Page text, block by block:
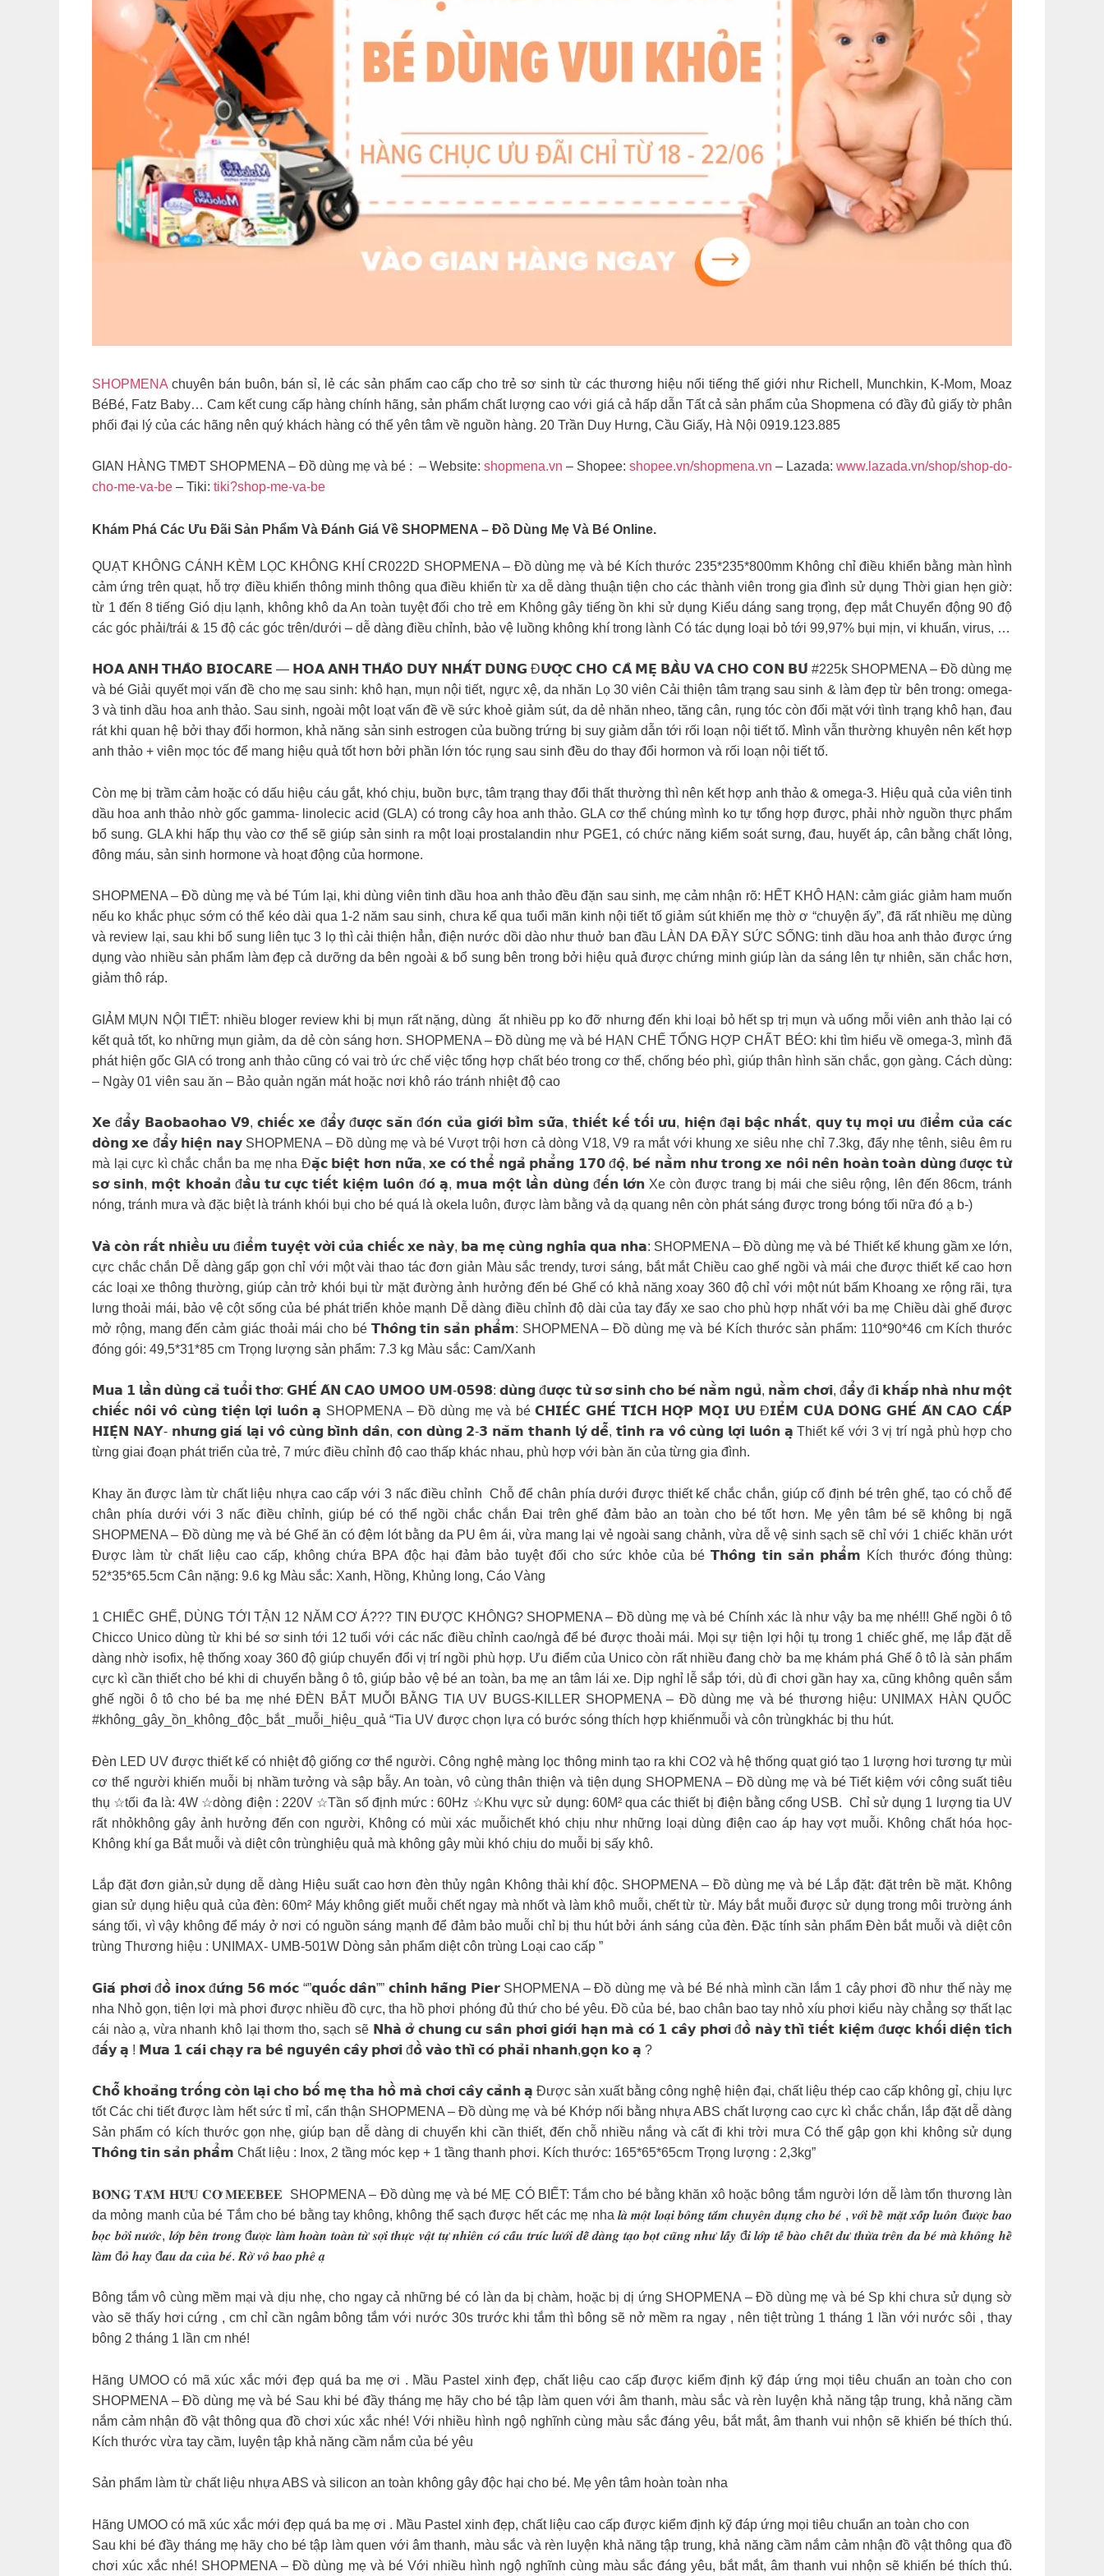
SHOPMENA chuyên bán buôn, bán sỉ, lẻ các sản phẩm cao cấp cho trẻ sơ sinh từ các thương hiệu nổi tiếng thế giới như Richell, Munchkin, K-Mom, Moaz
BéBé, Fatz Baby… Cam kết cung cấp hàng chính hãng, sản phẩm chất lượng cao với giá cả hấp dẫn Tất cả sản phẩm của Shopmena có đầy đủ giấy tờ phân
phối đại lý của các hãng nên quý khách hàng có thể yên tâm về nguồn hàng. 20 Trần Duy Hưng, Cầu Giấy, Hà Nội 0919.123.885
GIAN HÀNG TMĐT SHOPMENA – Đồ dùng mẹ và bé : – Website: shopmena.vn – Shopee: shopee.vn/shopmena.vn – Lazada: www.lazada.vn/shop/shop-do-
cho-me-va-be – Tiki: tiki?shop-me-va-be
Khám Phá Các Ưu Đãi Sản Phẩm Và Đánh Giá Về SHOPMENA – Đồ Dùng Mẹ Và Bé Online.
QUẠT KHÔNG CÁNH KÈM LỌC KHÔNG KHÍ CR022D SHOPMENA – Đồ dùng mẹ và bé Kích thước 235*235*800mm Không chỉ điều khiển bằng màn hình
cảm ứng trên quạt, hỗ trợ điều khiển thông minh thông qua điều khiển từ xa dễ dàng thuận tiện cho các thành viên trong gia đình sử dụng Thời gian hẹn giờ:
từ 1 đến 8 tiếng Gió dịu lạnh, không khô da An toàn tuyệt đối cho trẻ em Không gây tiếng ồn khi sử dụng Kiểu dáng sang trọng, đẹp mắt Chuyển động 90 độ
các góc phải/trái & 15 độ các góc trên/dưới – dễ dàng điều chỉnh, bảo vệ luồng không khí trong lành Có tác dụng loại bỏ tới 99,97% bụi mịn, vi khuẩn, virus, …
𝗛𝗢𝗔 𝗔𝗡𝗛 𝗧𝗛𝗔̉𝗢 𝗕𝗜𝗢𝗖𝗔𝗥𝗘 — 𝗛𝗢𝗔 𝗔𝗡𝗛 𝗧𝗛𝗔̉𝗢 𝗗𝗨𝗬 𝗡𝗛𝗔̂́𝗧 𝗗𝗨̀𝗡𝗚 Đ𝗨̛𝗢̛̣𝗖 𝗖𝗛𝗢 𝗖𝗔̉ 𝗠𝗘̣ 𝗕𝗔̂̀𝗨 𝗩𝗔̀ 𝗖𝗛𝗢 𝗖𝗢𝗡 𝗕𝗨́ #225k SHOPMENA – Đồ dùng mẹ
và bé Giải quyết mọi vấn đề cho mẹ sau sinh: khô hạn, mụn nội tiết, ngực xệ, da nhăn Lọ 30 viên Cải thiện tâm trạng sau sinh & làm đẹp từ bên trong: omega-
3 và tinh dầu hoa anh thảo. Sau sinh, ngoài một loạt vấn đề về sức khoẻ giảm sút, da dẻ nhăn nheo, tăng cân, rụng tóc còn đối mặt với tình trạng khô hạn, đau
rát khi quan hệ bởi thay đổi hormon, khả năng sản sinh estrogen của buồng trứng bị suy giảm dẫn tới rối loạn nội tiết tố. Mình vẫn thường khuyên nên kết hợp
anh thảo + viên mọc tóc để mang hiệu quả tốt hơn bởi phần lớn tóc rụng sau sinh đều do thay đổi hormon và rối loạn nội tiết tố.
Còn mẹ bị trầm cảm hoặc có dấu hiệu cáu gắt, khó chịu, buồn bực, tâm trạng thay đổi thất thường thì nên kết hợp anh thảo & omega-3. Hiệu quả của viên tinh
dầu hoa anh thảo nhờ gốc gamma- linolecic acid (GLA) có trong cây hoa anh thảo. GLA cơ thể chúng mình ko tự tổng hợp được, phải nhờ nguồn thực phẩm
bổ sung. GLA khi hấp thụ vào cơ thể sẽ giúp sản sinh ra một loại prostalandin như PGE1, có chức năng kiểm soát sưng, đau, huyết áp, cân bằng chất lỏng,
đông máu, sản sinh hormone và hoạt động của hormone.
SHOPMENA – Đồ dùng mẹ và bé Túm lại, khi dùng viên tinh dầu hoa anh thảo đều đặn sau sinh, mẹ cảm nhận rõ: HẾT KHÔ HẠN: cảm giác giảm ham muốn
nếu ko khắc phục sớm có thể kéo dài qua 1-2 năm sau sinh, chưa kể qua tuổi mãn kinh nội tiết tố giảm sút khiến mẹ thờ ơ “chuyện ấy”, đã rất nhiều mẹ dùng
và review lại, sau khi bổ sung liên tục 3 lọ thì cải thiện hẳn, điện nước dồi dào như thuở ban đầu LÀN DA ĐẦY SỨC SỐNG: tinh dầu hoa anh thảo được ứng
dụng vào nhiều sản phẩm làm đẹp cả dưỡng da bên ngoài & bổ sung bên trong bởi hiệu quả được chứng minh giúp làn da sáng lên tự nhiên, săn chắc hơn,
giảm thô ráp.
GIẢM MỤN NỘI TIẾT: nhiều bloger review khi bị mụn rất nặng, dùng ất nhiều pp ko đỡ nhưng đến khi loại bỏ hết sp trị mụn và uống mỗi viên anh thảo lại có
kết quả tốt, ko những mụn giảm, da dẻ còn sáng hơn. SHOPMENA – Đồ dùng mẹ và bé HẠN CHẾ TỔNG HỢP CHẤT BÉO: khi tìm hiểu về omega-3, mình đã
phát hiện gốc GlA có trong anh thảo cũng có vai trò ức chế việc tổng hợp chất béo trong cơ thể, chống béo phì, giúp thân hình săn chắc, gọn gàng. Cách dùng:
– Ngày 01 viên sau ăn – Bảo quản ngăn mát hoặc nơi khô ráo tránh nhiệt độ cao
𝗫𝗲 đ𝗮̂̉𝘆 𝗕𝗮𝗼𝗯𝗮𝗼𝗵𝗮𝗼 𝗩𝟵, 𝗰𝗵𝗶𝗲̂́𝗰 𝘅𝗲 đ𝗮̂̉𝘆 đ𝘂̛𝗼̛̣𝗰 𝘀𝗮̆𝗻 đ𝗼́𝗻 𝗰𝘂̉𝗮 𝗴𝗶𝗼̛́𝗶 𝗯𝗶̉𝗺 𝘀𝘂̛̃𝗮, 𝘁𝗵𝗶𝗲̂́𝘁 𝗸𝗲̂́ 𝘁𝗼̂́𝗶 𝘂̛𝘂, 𝗵𝗶𝗲̣̂𝗻 đ𝗮̣𝗶 𝗯𝗮̣̂𝗰 𝗻𝗵𝗮̂́𝘁, 𝗾𝘂𝘆 𝘁𝘂̣ 𝗺𝗼̣𝗶 𝘂̛𝘂 đ𝗶𝗲̂̉𝗺 𝗰𝘂̉𝗮 𝗰𝗮́𝗰
𝗱𝗼̀𝗻𝗴 𝘅𝗲 đ𝗮̂̉𝘆 𝗵𝗶𝗲̣̂𝗻 𝗻𝗮𝘆 SHOPMENA – Đồ dùng mẹ và bé Vượt trội hơn cả dòng V18, V9 ra mắt với khung xe siêu nhẹ chỉ 7.3kg, đẩy nhẹ tênh, siêu êm ru
mà lại cực kì chắc chắn ba mẹ nha Đ𝗮̣̆𝗰 𝗯𝗶𝗲̣̂𝘁 𝗵𝗼̛𝗻 𝗻𝘂̛̃𝗮, 𝘅𝗲 𝗰𝗼́ 𝘁𝗵𝗲̂̉ 𝗻𝗴𝗮̉ 𝗽𝗵𝗮̆̉𝗻𝗴 𝟭𝟳𝟬 đ𝗼̣̂, 𝗯𝗲́ 𝗻𝗮̆̀𝗺 𝗻𝗵𝘂̛ 𝘁𝗿𝗼𝗻𝗴 𝘅𝗲 𝗻𝗼̂𝗶 𝗻𝗲̂𝗻 𝗵𝗼𝗮̀𝗻 𝘁𝗼𝗮̀𝗻 𝗱𝘂̀𝗻𝗴 đ𝘂̛𝗼̛̣𝗰 𝘁𝘂̛̀
𝘀𝗼̛ 𝘀𝗶𝗻𝗵, 𝗺𝗼̣̂𝘁 𝗸𝗵𝗼𝗮̉𝗻 đ𝗮̂̀𝘂 𝘁𝘂̛ 𝗰𝘂̛̣𝗰 𝘁𝗶𝗲̂́𝘁 𝗸𝗶𝗲̣̂𝗺 𝗹𝘂𝗼̂𝗻 đ𝗼́ 𝗮̣, 𝗺𝘂𝗮 𝗺𝗼̣̂𝘁 𝗹𝗮̂̀𝗻 𝗱𝘂̀𝗻𝗴 đ𝗲̂́𝗻 𝗹𝗼̛́𝗻 Xe còn được trang bị mái che siêu rộng, lên đến 86cm, tránh
nóng, tránh mưa và đặc biệt là tránh khói bụi cho bé quá là okela luôn, được làm bằng vả dạ quang nên còn phát sáng được trong bóng tối nữa đó ạ b-)
𝗩𝗮̀ 𝗰𝗼̀𝗻 𝗿𝗮̂́𝘁 𝗻𝗵𝗶𝗲̂̀𝘂 𝘂̛𝘂 đ𝗶𝗲̂̉𝗺 𝘁𝘂𝘆𝗲̣̂𝘁 𝘃𝗼̛̀𝗶 𝗰𝘂̉𝗮 𝗰𝗵𝗶𝗲̂́𝗰 𝘅𝗲 𝗻𝗮̀𝘆, 𝗯𝗮 𝗺𝗲̣ 𝗰𝘂̀𝗻𝗴 𝗻𝗴𝗵𝗶́𝗮 𝗾𝘂𝗮 𝗻𝗵𝗮: SHOPMENA – Đồ dùng mẹ và bé Thiết kế khung gầm xe lớn,
cực chắc chắn Dễ dàng gấp gọn chỉ với một vài thao tác đơn giản Màu sắc trendy, tươi sáng, bắt mắt Chiều cao ghế ngồi và mái che được thiết kế cao hơn
các loại xe thông thường, giúp cản trở khói bụi từ mặt đường ảnh hưởng đến bé Ghế có khả năng xoay 360 độ chỉ với một nút bấm Khoang xe rộng rãi, tựa
lưng thoải mái, bảo vệ cột sống của bé phát triển khỏe mạnh Dễ dàng điều chỉnh độ dài của tay đẩy xe sao cho phù hợp nhất với ba mẹ Chiều dài ghế được
mở rộng, mang đến cảm giác thoải mái cho bé 𝗧𝗵𝗼̂𝗻𝗴 𝘁𝗶𝗻 𝘀𝗮̉𝗻 𝗽𝗵𝗮̂̉𝗺: SHOPMENA – Đồ dùng mẹ và bé Kích thước sản phẩm: 110*90*46 cm Kích thước
đóng gói: 49,5*31*85 cm Trọng lượng sản phẩm: 7.3 kg Màu sắc: Cam/Xanh
𝗠𝘂𝗮 𝟭 𝗹𝗮̂̀𝗻 𝗱𝘂̀𝗻𝗴 𝗰𝗮̉ 𝘁𝘂𝗼̂̉𝗶 𝘁𝗵𝗼̛: 𝗚𝗛𝗘̂́ 𝗔̆𝗡 𝗖𝗔𝗢 𝗨𝗠𝗢𝗢 𝗨𝗠-𝟬𝟱𝟵𝟴: 𝗱𝘂̀𝗻𝗴 đ𝘂̛𝗼̛̣𝗰 𝘁𝘂̛̀ 𝘀𝗼̛ 𝘀𝗶𝗻𝗵 𝗰𝗵𝗼 𝗯𝗲́ 𝗻𝗮̆̀𝗺 𝗻𝗴𝘂̉, 𝗻𝗮̆̀𝗺 𝗰𝗵𝗼̛𝗶, đ𝗮̂̉𝘆 đ𝗶 𝗸𝗵𝗮̆́𝗽 𝗻𝗵𝗮̀ 𝗻𝗵𝘂̛ 𝗺𝗼̣̂𝘁
𝗰𝗵𝗶𝗲̂́𝗰 𝗻𝗼̂𝗶 𝘃𝗼̂ 𝗰𝘂̀𝗻𝗴 𝘁𝗶𝗲̣̂𝗻 𝗹𝗼̛̣𝗶 𝗹𝘂𝗼̂𝗻 𝗮̣ SHOPMENA – Đồ dùng mẹ và bé 𝗖𝗛𝗜𝗘̂́𝗖 𝗚𝗛𝗘̂́ 𝗧𝗜́𝗖𝗛 𝗛𝗢̛̣𝗣 𝗠𝗢̣𝗜 𝗨̛𝗨 Đ𝗜𝗘̂̉𝗠 𝗖𝗨̉𝗔 𝗗𝗢̀𝗡𝗚 𝗚𝗛𝗘̂́ 𝗔̆𝗡 𝗖𝗔𝗢 𝗖𝗔̂́𝗣
𝗛𝗜𝗘̣̂𝗡 𝗡𝗔𝗬- 𝗻𝗵𝘂̛𝗻𝗴 𝗴𝗶𝗮́ 𝗹𝗮̣𝗶 𝘃𝗼̂ 𝗰𝘂̀𝗻𝗴 𝗯𝗶̀𝗻𝗵 𝗱𝗮̂𝗻, 𝗰𝗼𝗻 𝗱𝘂̀𝗻𝗴 𝟮-𝟯 𝗻𝗮̆𝗺 𝘁𝗵𝗮𝗻𝗵 𝗹𝘆́ 𝗱𝗲̂̃, 𝘁𝗶́𝗻𝗵 𝗿𝗮 𝘃𝗼̂ 𝗰𝘂̀𝗻𝗴 𝗹𝗼̛̣𝗶 𝗹𝘂𝗼̂𝗻 𝗮̣ Thiết kế với 3 vị trí ngả phù hợp cho
từng giai đoạn phát triển của trẻ, 7 mức điều chỉnh độ cao thấp khác nhau, phù hợp với bàn ăn của từng gia đình.
Khay ăn được làm từ chất liệu nhựa cao cấp với 3 nấc điều chỉnh Chỗ để chân phía dưới được thiết kế chắc chắn, giúp cố định bé trên ghế, tạo có chỗ để
chân phía dưới với 3 nấc điều chỉnh, giúp bé có thể ngồi chắc chắn Đai trên ghế đảm bảo an toàn cho bé tốt hơn. Mẹ yên tâm bé sẽ không bị ngã
SHOPMENA – Đồ dùng mẹ và bé Ghế ăn có đệm lót bằng da PU êm ái, vừa mang lại vẻ ngoài sang chảnh, vừa dễ vệ sinh sạch sẽ chỉ với 1 chiếc khăn ướt
Được làm từ chất liệu cao cấp, không chứa BPA độc hại đảm bảo tuyệt đối cho sức khỏe của bé 𝗧𝗵𝗼̂𝗻𝗴 𝘁𝗶𝗻 𝘀𝗮̉𝗻 𝗽𝗵𝗮̂̉𝗺 Kích thước đóng thùng:
52*35*65.5cm Cân nặng: 9.6 kg Màu sắc: Xanh, Hồng, Khủng long, Cáo Vàng
1 CHIẾC GHẾ, DÙNG TỚI TẬN 12 NĂM CƠ Á??? TIN ĐƯỢC KHÔNG? SHOPMENA – Đồ dùng mẹ và bé Chính xác là như vậy ba mẹ nhé!!! Ghế ngồi ô tô
Chicco Unico dùng từ khi bé sơ sinh tới 12 tuổi với các nấc điều chỉnh cao/ngả để bé được thoải mái. Mọi sự tiện lợi hội tụ trong 1 chiếc ghế, mẹ lắp đặt dễ
dàng nhờ isofix, hệ thống xoay 360 độ giúp chuyển đổi vị trí ngồi phù hợp. Ưu điểm của Unico còn rất nhiều đang chờ ba mẹ khám phá Ghế ô tô là sản phẩm
cực kì cần thiết cho bé khi di chuyển bằng ô tô, giúp bảo vệ bé an toàn, ba mẹ an tâm lái xe. Dịp nghỉ lễ sắp tới, dù đi chơi gần hay xa, cũng không quên sắm
ghế ngồi ô tô cho bé ba mẹ nhéĐÈN BẮT MUỖI BẰNG TIA UV BUGS-KILLER SHOPMENA – Đồ dùng mẹ và bé thương hiệu: UNIMAX HÀN QUỐC
#không_gây_ồn_không_độc_bắt _muỗi_hiệu_quả “Tia UV được chọn lựa có bước sóng thích hợp khiếnmuỗi và côn trùngkhác bị thu hút.
Đèn LED UV được thiết kế có nhiệt độ giống cơ thể người. Công nghệ màng lọc thông minh tạo ra khi CO2 và hệ thống quạt gió tạo 1 lượng hơi tương tự mùi
cơ thể người khiến muỗi bị nhầm tưởng và sập bẫy. An toàn, vô cùng thân thiện và tiện dụng SHOPMENA – Đồ dùng mẹ và bé Tiết kiệm với công suất tiêu
thụ ☆tối đa là: 4W ☆dòng điện : 220V ☆Tần số định mức : 60Hz ☆Khu vực sử dụng: 60M² qua các thiết bị điện bằng cổng USB. Chỉ sử dụng 1 lượng tia UV
rất nhỏkhông gây ảnh hưởng đến con người, Không có mùi xác muỗichết khó chịu như những loại dùng điện cao áp hay vợt muỗi. Không chất hóa học-
Không khí ga Bắt muỗi và diệt côn trùnghiệu quả mà không gây mùi khó chịu do muỗi bị sấy khô.
Lắp đặt đơn giản,sử dụng dễ dàng Hiệu suất cao hơn đèn thủy ngân Không thải khí độc. SHOPMENA – Đồ dùng mẹ và bé Lắp đặt: đặt trên bề mặt. Không
gian sử dụng hiệu quả của đèn: 60m² Máy không giết muỗi chết ngay mà nhốt và làm khô muỗi, chết từ từ. Máy bắt muỗi được sử dụng trong môi trường ánh
sáng tối, vì vậy không để máy ở nơi có nguồn sáng mạnh để đảm bảo muỗi chỉ bị thu hút bởi ánh sáng của đèn. Đặc tính sản phẩm Đèn bắt muỗi và diệt côn
trùng Thương hiệu : UNIMAX- UMB-501W Dòng sản phẩm diệt côn trùng Loại cao cấp ”
𝗚𝗶𝗮́ 𝗽𝗵𝗼̛𝗶 đ𝗼̂̀ 𝗶𝗻𝗼𝘅 đ𝘂̛́𝗻𝗴 𝟱𝟲 𝗺𝗼́𝗰 “”𝗾𝘂𝗼̂́𝗰 𝗱𝗮̂𝗻”” 𝗰𝗵𝗶́𝗻𝗵 𝗵𝗮̃𝗻𝗴 𝗣𝗶𝗲𝗿 SHOPMENA – Đồ dùng mẹ và bé Bé nhà mình cần lắm 1 cây phơi đồ như thế này mẹ
nha Nhỏ gọn, tiện lợi mà phơi được nhiều đồ cực, tha hồ phơi phóng đủ thứ cho bé yêu. Đồ của bé, bao chân bao tay nhỏ xíu phơi kiểu này chẳng sợ thất lạc
cái nào ạ, vừa nhanh khô lại thơm tho, sạch sẽ 𝗡𝗵𝗮̀ 𝗼̛̉ 𝗰𝗵𝘂𝗻𝗴 𝗰𝘂̛ 𝘀𝗮̂𝗻 𝗽𝗵𝗼̛𝗶 𝗴𝗶𝗼̛́𝗶 𝗵𝗮̣𝗻 𝗺𝗮̀ 𝗰𝗼́ 𝟭 𝗰𝗮̂𝘆 𝗽𝗵𝗼̛𝗶 đ𝗼̂̀ 𝗻𝗮̀𝘆 𝘁𝗵𝗶̀ 𝘁𝗶𝗲̂́𝘁 𝗸𝗶𝗲̣̂𝗺 đ𝘂̛𝗼̛̣𝗰 𝗸𝗵𝗼̂́𝗶 𝗱𝗶𝗲̣̂𝗻 𝘁𝗶́𝗰𝗵
đ𝗮̂́𝘆 𝗮̣ ! 𝗠𝘂̛𝗮 𝟭 𝗰𝗮́𝗶 𝗰𝗵𝗮̣𝘆 𝗿𝗮 𝗯𝗲̂ 𝗻𝗴𝘂𝘆𝗲̂𝗻 𝗰𝗮̂𝘆 𝗽𝗵𝗼̛𝗶 đ𝗼̂̀ 𝘃𝗮̀𝗼 𝘁𝗵𝗶̀ 𝗰𝗼́ 𝗽𝗵𝗮̉𝗶 𝗻𝗵𝗮𝗻𝗵,𝗴𝗼̣𝗻 𝗸𝗼 𝗮̣ ?
𝗖𝗵𝗼̂̃ 𝗸𝗵𝗼𝗮̉𝗻𝗴 𝘁𝗿𝗼̂́𝗻𝗴 𝗰𝗼̀𝗻 𝗹𝗮̣𝗶 𝗰𝗵𝗼 𝗯𝗼̂́ 𝗺𝗲̣ 𝘁𝗵𝗮 𝗵𝗼̂̀ 𝗺𝗮̀ 𝗰𝗵𝗼̛𝗶 𝗰𝗮̂𝘆 𝗰𝗮̉𝗻𝗵 𝗮̣ Được sản xuất bằng công nghệ hiện đại, chất liệu thép cao cấp không gỉ, chịu lực
tốt Các chi tiết được làm hết sức tỉ mỉ, cẩn thận SHOPMENA – Đồ dùng mẹ và bé Khớp nối bằng nhựa ABS chất lượng cao cực kì chắc chắn, lắp đặt dễ dàng
Sản phẩm có kích thước gọn nhẹ, giúp bạn dễ dàng di chuyển khi cần thiết, đến chỗ nhiều nắng và cất đi khi trời mưa Có thể gập gọn khi không sử dụng
𝗧𝗵𝗼̂𝗻𝗴 𝘁𝗶𝗻 𝘀𝗮̉𝗻 𝗽𝗵𝗮̂̉𝗺 Chất liệu : Inox, 2 tầng móc kẹp + 1 tầng thanh phơi. Kích thước: 165*65*65cm Trọng lượng : 2,3kg”
𝐁𝐎̂𝐍𝐆 𝐓𝐀̆́𝐌 𝐇𝐔̛̃𝐔 𝐂𝐎̛ 𝐌𝐄𝐄𝐁𝐄𝐄 SHOPMENA – Đồ dùng mẹ và bé MẸ CÓ BIẾT: Tắm cho bé bằng khăn xô hoặc bông tắm người lớn dễ làm tổn thương làn
da mỏng manh của bé Tắm cho bé bằng tay không, không thể sạch được hết các mẹ nha 𝒍𝒂̀ 𝒎𝒐̣̂𝒕 𝒍𝒐𝒂̣𝒊 𝒃𝒐̂𝒏𝒈 𝒕𝒂̆́𝒎 𝒄𝒉𝒖𝒚𝒆̂𝒏 𝒅𝒖̣𝒏𝒈 𝒄𝒉𝒐 𝒃𝒆́ , 𝒗𝒐̛́𝒊 𝒃𝒆̂̀ 𝒎𝒂̣̆𝒕 𝒙𝒐̂́𝒑 𝒍𝒖𝒐̂𝒏 đ𝒖̛𝒐̛̣𝒄 𝒃𝒂𝒐
𝒃𝒐̣𝒄 𝒃𝒐̛̉𝒊 𝒏𝒖̛𝒐̛́𝒄, 𝒍𝒐̛́𝒑 𝒃𝒆̂𝒏 𝒕𝒓𝒐𝒏𝒈 đ𝒖̛𝒐̛̣𝒄 𝒍𝒂̀𝒎 𝒉𝒐𝒂̀𝒏 𝒕𝒐𝒂̀𝒏 𝒕𝒖̛̀ 𝒔𝒐̛̣𝒊 𝒕𝒉𝒖̛̣𝒄 𝒗𝒂̣̂𝒕 𝒕𝒖̛̣ 𝒏𝒉𝒊𝒆̂𝒏 𝒄𝒐́ 𝒄𝒂̂́𝒖 𝒕𝒓𝒖́𝒄 𝒍𝒖̛𝒐̛́𝒊 𝒅𝒆̂̃ 𝒅𝒂̀𝒏𝒈 𝒕𝒂̣𝒐 𝒃𝒐̣𝒕 𝒄𝒖̃𝒏𝒈 𝒏𝒉𝒖̛ 𝒍𝒂̂́𝒚 đ𝒊 𝒍𝒐̛́𝒑 𝒕𝒆̂́ 𝒃𝒂̀𝒐 𝒄𝒉𝒆̂́𝒕 𝒅𝒖̛ 𝒕𝒉𝒖̛̀𝒂 𝒕𝒓𝒆̂𝒏 𝒅𝒂 𝒃𝒆́ 𝒎𝒂̀ 𝒌𝒉𝒐̂𝒏𝒈 𝒉𝒆̂̀
𝒍𝒂̀𝒎 đ𝒐̉ 𝒉𝒂𝒚 đ𝒂𝒖 𝒅𝒂 𝒄𝒖̉𝒂 𝒃𝒆́. 𝑹𝒐̛̀ 𝒗𝒐̂ 𝒃𝒂𝒐 𝒑𝒉𝒆̂ 𝒂̣
Bông tắm vô cùng mềm mại và dịu nhẹ, cho ngay cả những bé có làn da bị chàm, hoặc bị dị ứng SHOPMENA – Đồ dùng mẹ và bé Sp khi chưa sử dụng sờ
vào sẽ thấy hơi cứng , cm chỉ cần ngâm bông tắm với nước 30s trước khi tắm thì bông sẽ nở mềm ra ngay , nên tiệt trùng 1 tháng 1 lần với nước sôi , thay
bông 2 tháng 1 lần cm nhé!
Hãng UMOO có mã xúc xắc mới đẹp quá ba mẹ ơi . Mầu Pastel xinh đẹp, chất liệu cao cấp được kiểm định kỹ đáp ứng mọi tiêu chuẩn an toàn cho con
SHOPMENA – Đồ dùng mẹ và bé Sau khi bé đầy tháng mẹ hãy cho bé tập làm quen với âm thanh, màu sắc và rèn luyện khả năng tập trung, khả năng cầm
nắm cảm nhận đồ vật thông qua đồ chơi xúc xắc nhé! Với nhiều hình ngộ nghĩnh cùng màu sắc đáng yêu, bắt mắt, âm thanh vui nhộn sẽ khiến bé thích thú.
Kích thước vừa tay cầm, luyện tập khả năng cầm nắm của bé yêu
Sản phẩm làm từ chất liệu nhựa ABS và silicon an toàn không gây độc hại cho bé. Mẹ yên tâm hoàn toàn nha
Hãng UMOO có mã xúc xắc mới đẹp quá ba mẹ ơi . Mầu Pastel xinh đẹp, chất liệu cao cấp được kiểm định kỹ đáp ứng mọi tiêu chuẩn an toàn cho con
Sau khi bé đầy tháng mẹ hãy cho bé tập làm quen với âm thanh, màu sắc và rèn luyện khả năng tập trung, khả năng cầm nắm cảm nhận đồ vật thông qua đồ
chơi xúc xắc nhé! SHOPMENA – Đồ dùng mẹ và bé Với nhiều hình ngộ nghĩnh cùng màu sắc đáng yêu, bắt mắt, âm thanh vui nhộn sẽ khiến bé thích thú.